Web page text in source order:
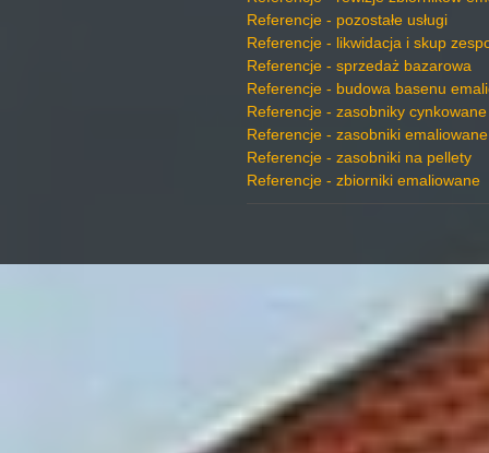
Referencje - pozostałe usługi
Referencje - likwidacja i skup
Referencje - sprzedaż bazarowa
Referencje - budowa basenu
Referencje - zasobniky cynkowane
Referencje - zasobniki emaliowane
Referencje - zasobniki na pellety
Referencje - zbiorniki emaliowane